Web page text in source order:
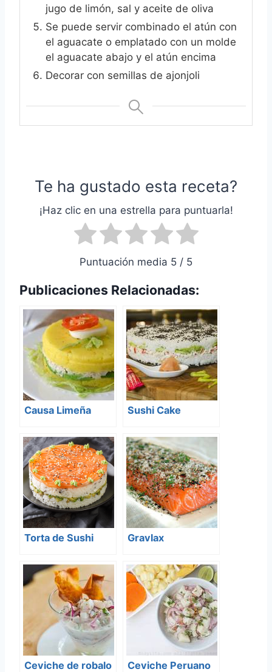
jugo de limón, sal y aceite de oliva
Se puede servir combinado el atún con
el aguacate o emplatado con un molde
el aguacate abajo y el atún encima
Decorar con semillas de ajonjoli
Te ha gustado esta receta?
¡Haz clic en una estrella para puntuarla!
Puntuación media 5 / 5
Publicaciones Relacionadas:
Causa Limeña Sushi Cake
Torta de Sushi Gravlax
Ceviche de robalo Ceviche Peruano